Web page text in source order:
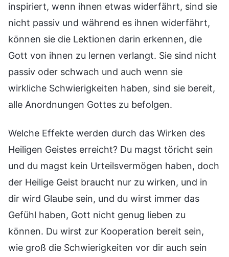
inspiriert, wenn ihnen etwas widerfährt, sind sie
nicht passiv und während es ihnen widerfährt,
können sie die Lektionen darin erkennen, die
Gott von ihnen zu lernen verlangt. Sie sind nicht
passiv oder schwach und auch wenn sie
wirkliche Schwierigkeiten haben, sind sie bereit,
alle Anordnungen Gottes zu befolgen.
Welche Effekte werden durch das Wirken des
Heiligen Geistes erreicht? Du magst töricht sein
und du magst kein Urteilsvermögen haben, doch
der Heilige Geist braucht nur zu wirken, und in
dir wird Glaube sein, und du wirst immer das
Gefühl haben, Gott nicht genug lieben zu
können. Du wirst zur Kooperation bereit sein,
wie groß die Schwierigkeiten vor dir auch sein